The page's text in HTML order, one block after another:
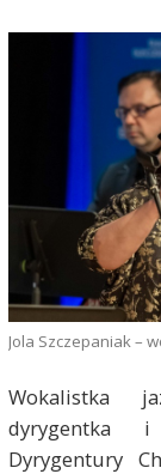
Jola Szczepaniak –
Wokalistka
dyrygentka i
Dyrygentury